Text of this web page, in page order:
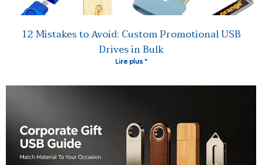
12 Mistakes to Avoid: Custom Promotional USB
Drives in Bulk
Lire plus "